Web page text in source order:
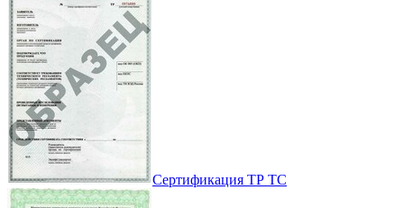
Сертификация ТР ТС